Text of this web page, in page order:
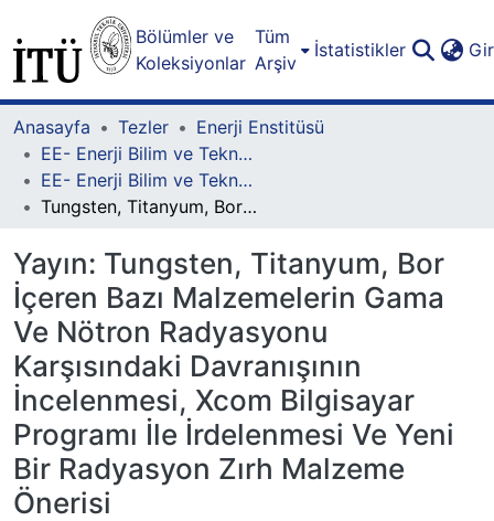
Bölümler ve
Koleksiyonlar
Tüm
Arşiv
İstatistikler
Anasayfa Tezler
Enerji Enstitüsü
EE- Enerji Bilim ve Teknoloji Lisansüstü Programı
EE- Enerji Bilim ve Teknoloji Lisansüstü Programı - Doktora
Tungsten, Titanyum, Bor İçeren Bazı Malzemelerin Gama Ve Nötron Radyasyonu Karşısındaki Davranışının İncelenmesi, Xcom Bilgisayar Programı İle İrdelenmesi Ve Yeni Bir Radyasyon Zırh Malzeme Önerisi
Yayın: Tungsten, Titanyum, Bor
İçeren Bazı Malzemelerin Gama
Ve Nötron Radyasyonu
Karşısındaki Davranışının
İncelenmesi, Xcom Bilgisayar
Programı İle İrdelenmesi Ve Yeni
Bir Radyasyon Zırh Malzeme
Önerisi